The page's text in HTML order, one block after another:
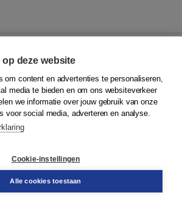
uitgevers
deze website
om content en advertenties te personaliseren,
media te bieden en om ons websiteverkeer
we informatie over jouw gebruik van onze
voor social media, adverteren en analyse.
Cookie-instellingen
Alle cookies toestaan